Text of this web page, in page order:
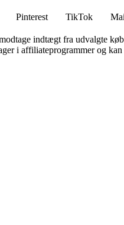
Pinterest TikTok
indtægt fra udvalgte køb
i affiliateprogrammer og